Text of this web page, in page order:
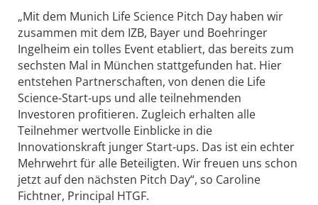
„Mit dem Munich Life Science Pitch Day haben wir
zusammen mit dem IZB, Bayer und Boehringer
Ingelheim ein tolles Event etabliert, das bereits zum
sechsten Mal in München stattgefunden hat. Hier
entstehen Partnerschaften, von denen die Life
Science-Start-ups und alle teilnehmenden
Investoren profitieren. Zugleich erhalten alle
Teilnehmer wertvolle Einblicke in die
Innovationskraft junger Start-ups. Das ist ein echter
Mehrwehrt für alle Beteiligten. Wir freuen uns schon
jetzt auf den nächsten Pitch Day“, so Caroline
Fichtner, Principal HTGF.